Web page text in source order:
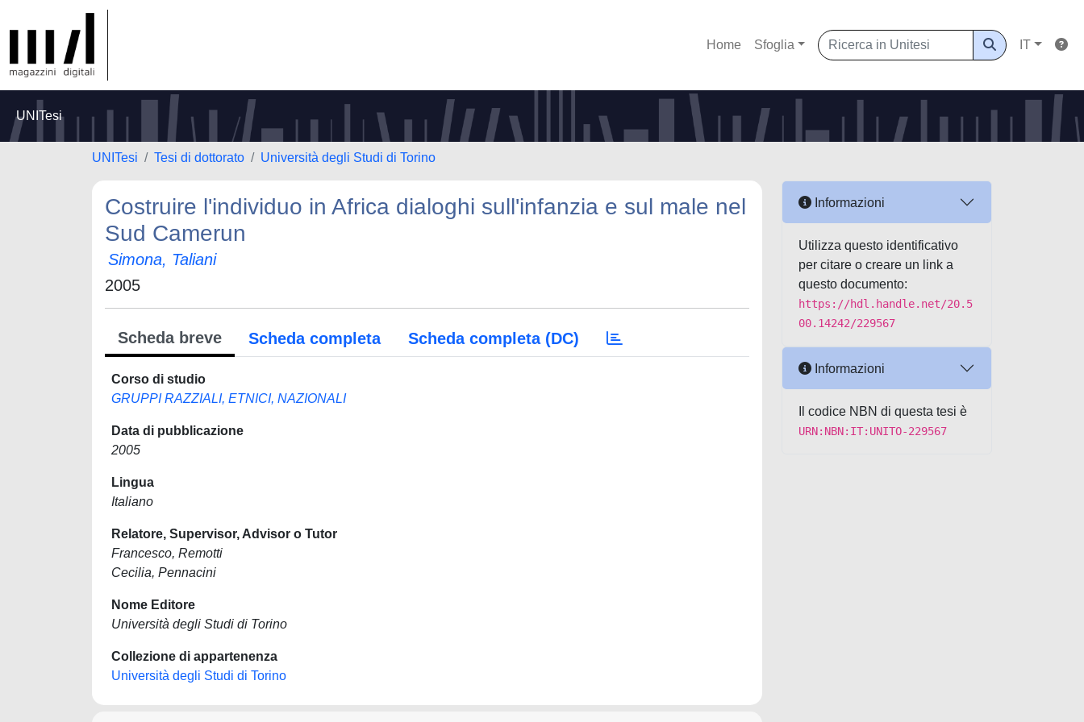
Home Sfoglia IT
UNITesi
UNITesi Tesi di dottorato Università degli Studi di Torino
Costruire l'individuo in Africa dialoghi sull'infanzia e sul male nel
Sud Camerun
Simona, Taliani
2005
Scheda breve Scheda completa Scheda completa (DC)
Corso di studio
GRUPPI RAZZIALI, ETNICI, NAZIONALI
Data di pubblicazione
2005
Lingua
Italiano
Relatore, Supervisor, Advisor o Tutor
Francesco, Remotti
Cecilia, Pennacini
Nome Editore
Università degli Studi di Torino
Collezione di appartenenza
Università degli Studi di Torino
Informazioni
Utilizza questo identificativo
per citare o creare un link a
questo documento:
https://hdl.handle.net/20.5
00.14242/229567
Informazioni
Il codice NBN di questa tesi è
URN:NBN:IT:UNITO-229567